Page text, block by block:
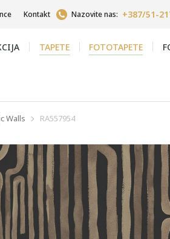
Kontakt Nazovite nas: +387/51-
TAPETE FOTOTAPETE
Walls RA557954